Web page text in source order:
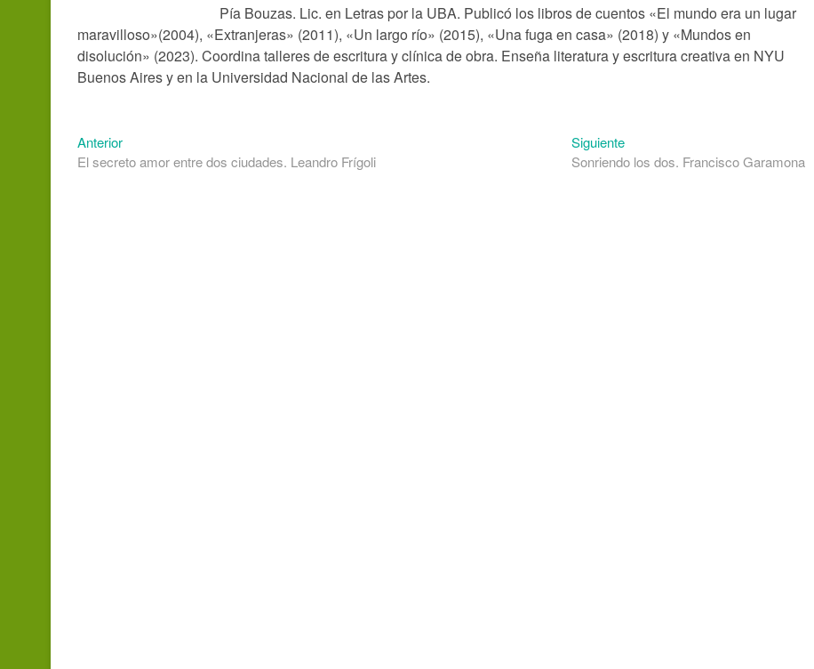
Pía Bouzas. Lic. en Letras por la UBA. Publicó los libros de cuentos «El mundo era un lugar
maravilloso»(2004), «Extranjeras» (2011), «Un largo río» (2015), «Una fuga en casa» (2018) y «Mundos en
disolución» (2023). Coordina talleres de escritura y clínica de obra. Enseña literatura y escritura creativa en NYU
Buenos Aires y en la Universidad Nacional de las Artes.
Navegación
de
AnteriorEntrada
anterior:
El secreto amor entre dos ciudades. Leandro Frígoli
SiguienteEntrada
siguiente:
Sonriendo los dos. Francisco Garamona